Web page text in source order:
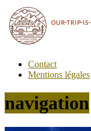
Passer
au
contenu
Carnets
voyages
our-
trip-
Contact
Mentions légales
navigation